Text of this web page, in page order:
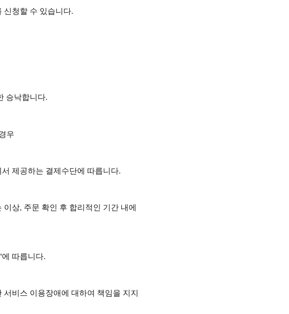
신청할 수 있습니다.
승낙합니다.
우
제공하는 결제수단에 따릅니다.
이상, 주문 확인 후 합리적인 기간 내에
"에 따릅니다.
비스 이용장애에 대하여 책임을 지지